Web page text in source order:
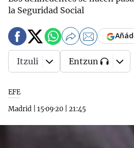
la Seguridad Social
EFE
Madrid
15·09·20 21:45
Itzuli Entzun